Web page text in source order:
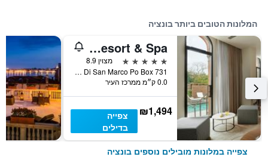
המלונות הטובים ביותר בונציה
JW Marriott Venice Resort & Spa
5 כוכבים
מצוין 8.9
Isola Delle Rose - Laguna Di San Marco Po Box 731, ונציה, ונטו, איטליה
0.0 ק״מ ממרכז העיר
₪1,494
צפייה
בדילים
צפייה במלונות מובילים נוספים בונציה